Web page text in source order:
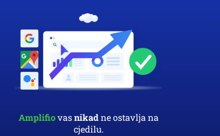
Amplifiovasnikadne ostavlja na
cjedilu.